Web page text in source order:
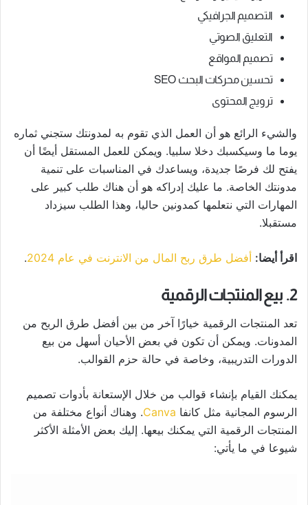
التصميم الجرافيكي
التعليق الصوتي
تصميم المواقع
تحسين محركات البحث SEO
ترويج المحتوى
والشيء الرائع هو أن العمل الذي تقوم به لمدونتك ستجني ثماره
يوما ما وسيكسبك دخلا سلبيا. ويمكن للعمل المستقل أيضًا أن
يفتح لك فرصًا جديدة، ويساعدك في المناسبات على تنمية
مدونتك الخاصة. ما عليك إدراكه هو أن هناك طلب كبير على
المهارات التي نتعلمها كمدونين حاليا، وهذا الطلب سيزداد
مستقبلا.
اقرأ أيضا: أفضل طرق ربح المال من الانترنت في عام 2024 .
2. بيع المنتجات الرقمية
تعد المنتجات الرقمية خيارًا آخر من بين أفضل طرق الربح من
المدونات. ويمكن أن تكون في بعض الأحيان أسهل من بيع
الدورات التدريبية، وخاصة في حالة حزم القوالب.
يمكنك القيام بإنشاء قوالب من خلال الإستعانة بأدوات تصميم
الرسوم المجانية مثل كانفا Canva. وهناك أنواع مختلفة من
المنتجات الرقمية التي يمكنك بيعها. إليك بعض الأمثلة الأكثر
شيوعا في ما يأتي: